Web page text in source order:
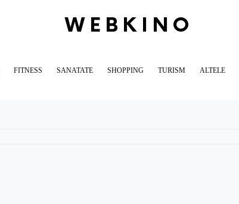
WEBKINO
FITNESS SANATATE SHOPPING TURISM ALTELE